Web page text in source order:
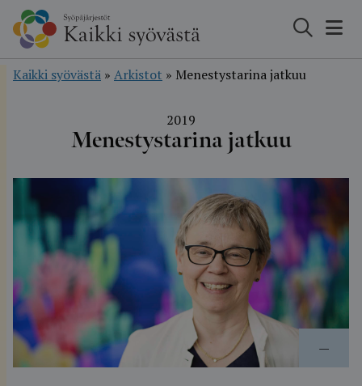
Hyppää
sisältöön
Kaikki syövästä » Arkistot » Menestystarina jatkuu
2019
Menestystarina jatkuu
—